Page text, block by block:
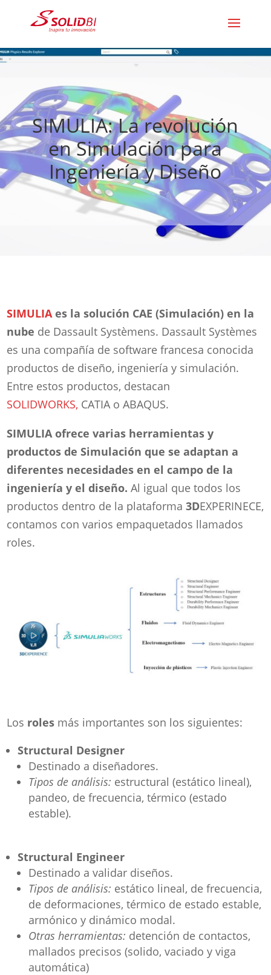
SIMULIA: La revolución
en Simulación para
Ingeniería y Diseño
SIMULIAes la solución CAE (Simulación) en la
nube de Dassault Systèmens. Dassault Systèmes
es una compañía de software francesa conocida
productos de diseño, ingeniería y simulación.
Entre estos productos, destacan
SOLIDWORKS, CATIA o ABAQUS.
SIMULIA ofrece varias herramientas y
productos de Simulación que se adaptan a
diferentes necesidades en el campo de la
ingeniería y el diseño. Al igual que todos los
productos dentro de la plataforma3DEXPERINECE,
contamos con varios empaquetados llamados
roles.
Los roles más importantes son los siguientes:
Structural Designer
Destinado a diseñadores.
Tipos de análisis: estructural (estático lineal),
pandeo, de frecuencia, térmico (estado
estable).
Structural Engineer
Destinado a validar diseños.
Tipos de análisis: estático lineal, de frecuencia,
de deformaciones, térmico de estado estable,
armónico y dinámico modal.
Otras herramientas: detención de contactos,
mallados precisos (solido, vaciado y viga
automática)